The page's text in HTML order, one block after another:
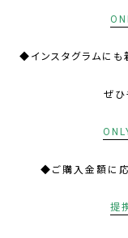
◆インスタグラムにも
ぜひ
◆ご購入金額に
提